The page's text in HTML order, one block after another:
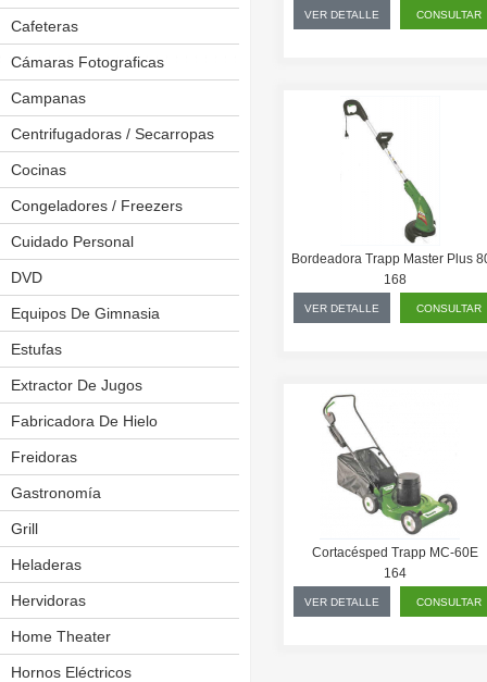
Cafeteras
Cámaras Fotograficas
Campanas
Centrifugadoras / Secarropas
Cocinas
Congeladores / Freezers
Cuidado Personal
Kit Cortapelos
Secadores De Pelo
DVD
Equipos De Gimnasia
Bicicleta Estaticas
Multiejercicios
Estufas
Extractor De Jugos
Fabricadora De Hielo
Freidoras
Gastronomía
Cuchillos Eléctricos
Exhibidores Térmicos
Fabricadoras De Pororo
Hornos
Grill
Heladeras
Hervidoras
Home Theater
Hornos Eléctricos
VER DETALLE CONSULTAR
Bordeadora Trapp Master Plus
168
VER DETALLE CONSULTAR
Cortacésped Trapp MC-60E
164
VER DETALLE CONSULTAR